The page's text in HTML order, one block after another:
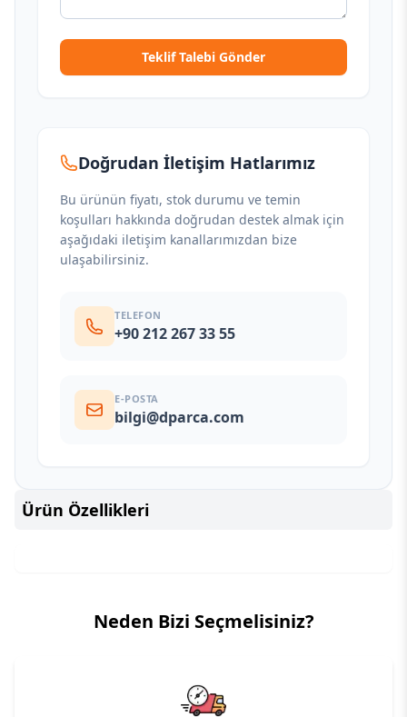
Teklif Talebi Gönder
Doğrudan İletişim Hatlarımız
Bu ürünün fiyatı, stok durumu ve temin
koşulları hakkında doğrudan destek almak için
aşağıdaki iletişim kanallarımızdan bize
ulaşabilirsiniz.
TELEFON
+90 212 267 33 55
E-POSTA
bilgi@dparca.com
Ürün Özellikleri
Neden Bizi Seçmelisiniz?